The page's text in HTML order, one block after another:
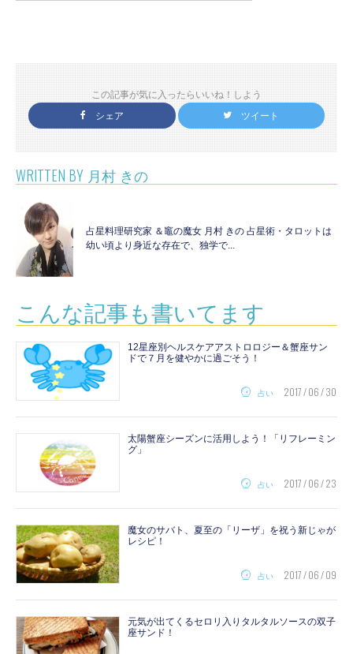
この記事が気に入ったらいいね！しよう
シェア
ツイート
WRITTEN BY 月村 きの
占星料理研究家 ＆竈の魔女 月村 きの 占星術・タロットは
幼い頃より身近な存在で、独学で...
こんな記事も書いてます
12星座別ヘルスケアアストロロジー＆蟹座サン
ドで７月を健やかに過ごそう！
占い 2017 / 06 / 30
太陽蟹座シーズンに活用しよう！「リフレーミン
グ」
占い 2017 / 06 / 23
魔女のサバト、夏至の「リーザ」を祝う新じゃが
レシピ！
占い 2017 / 06 / 09
元気が出てくるセロリ入りタルタルソースの双子
座サンド！